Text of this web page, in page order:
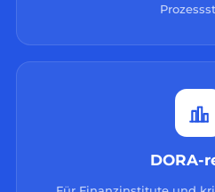
DORA-